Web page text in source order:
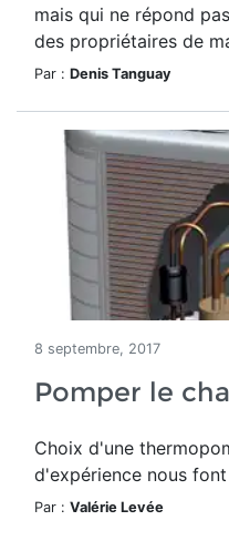
mais qui ne répond
des propriétaires de
Par : Denis Tanguay
8 septembre, 2017
Pomper le
Choix d'une
d'expérience nous
Par : Valérie Levée